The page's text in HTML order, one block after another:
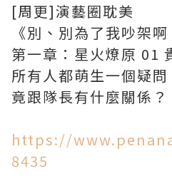
[周更]演藝圈耽美
《別、別為了我吵架啊
第一章：星火燎原 01
所有人都萌生一個疑
竟跟隊長有什麼關係？
https://
8435